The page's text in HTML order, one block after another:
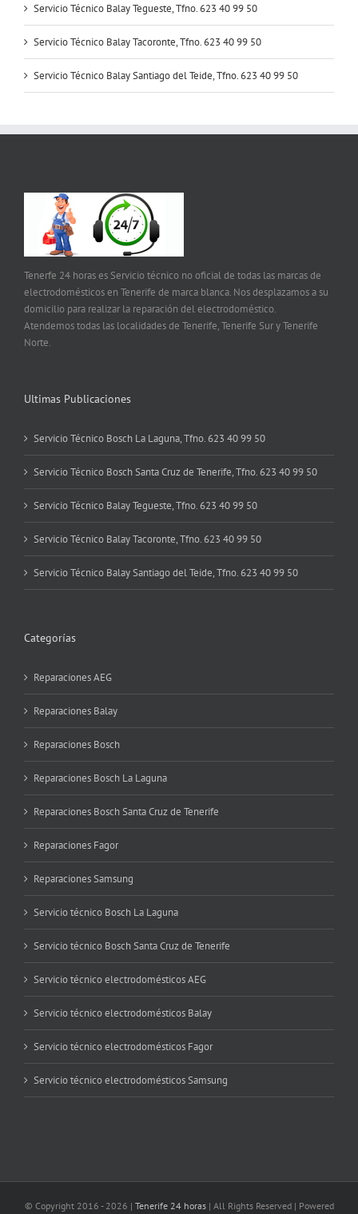
Servicio Técnico Balay Tegueste, Tfno. 623 40 99 50
Servicio Técnico Balay Tacoronte, Tfno. 623 40 99 50
Servicio Técnico Balay Santiago del Teide, Tfno. 623 40 99 50
Tenerfe 24 horas es Servicio técnico no oficial de todas las marcas de
electrodomésticos en Tenerife de marca blanca. Nos desplazamos a su
domicilio para realizar la reparación del electrodoméstico.
Atendemos todas las localidades de Tenerife, Tenerife Sur y Tenerife
Norte.
Ultimas Publicaciones
Servicio Técnico Bosch La Laguna, Tfno. 623 40 99 50
Servicio Técnico Bosch Santa Cruz de Tenerife, Tfno. 623 40 99 50
Servicio Técnico Balay Tegueste, Tfno. 623 40 99 50
Servicio Técnico Balay Tacoronte, Tfno. 623 40 99 50
Servicio Técnico Balay Santiago del Teide, Tfno. 623 40 99 50
Categorías
Reparaciones AEG
Reparaciones Balay
Reparaciones Bosch
Reparaciones Bosch La Laguna
Reparaciones Bosch Santa Cruz de Tenerife
Reparaciones Fagor
Reparaciones Samsung
Servicio técnico Bosch La Laguna
Servicio técnico Bosch Santa Cruz de Tenerife
Servicio técnico electrodomésticos AEG
Servicio técnico electrodomésticos Balay
Servicio técnico electrodomésticos Fagor
Servicio técnico electrodomésticos Samsung
© Copyright 2016 - 2026 | Tenerife 24 horas| All Rights Reserved | Powered